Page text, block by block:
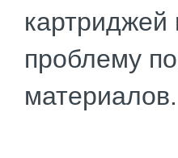
картриджей
проблему
материалов.